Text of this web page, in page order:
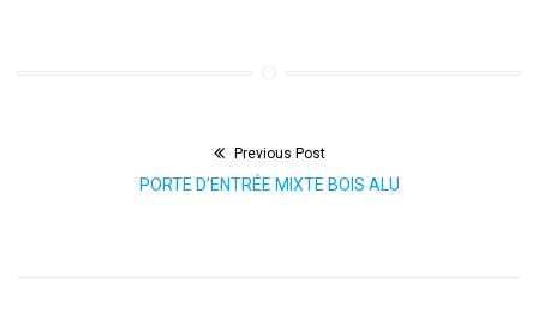
Previous Post
Previous
PORTE D’ENTRÉE MIXTE BOIS ALU